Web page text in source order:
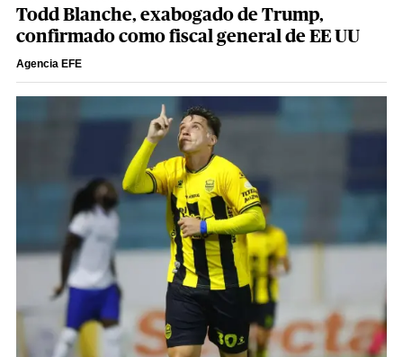
Todd Blanche, exabogado de Trump,
confirmado como fiscal general de EE UU
Agencia EFE